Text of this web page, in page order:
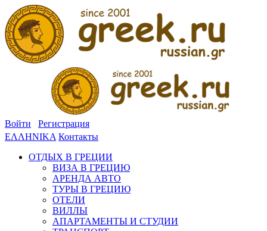
Войти
Регистрация
ΕΛΛΗΝΙΚΑ Контакты
ОТДЫХ В ГРЕЦИИ
ВИЗА В ГРЕЦИЮ
АРЕНДА АВТО
ТУРЫ В ГРЕЦИЮ
ОТЕЛИ
ВИЛЛЫ
АПАРТАМЕНТЫ И СТУДИИ